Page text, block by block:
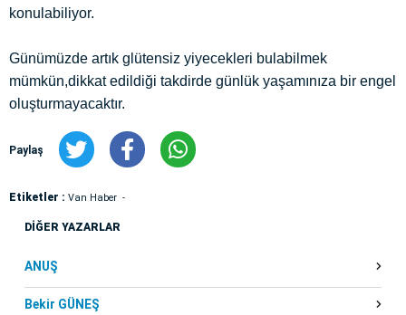
konulabiliyor.
Günümüzde artık glütensiz yiyecekleri bulabilmek
mümkün,dikkat edildiği takdirde günlük yaşamınıza bir engel
oluşturmayacaktır.
Paylaş
Etiketler : Van Haber
DİĞER YAZARLAR
ANUŞ
Bekir GÜNEŞ